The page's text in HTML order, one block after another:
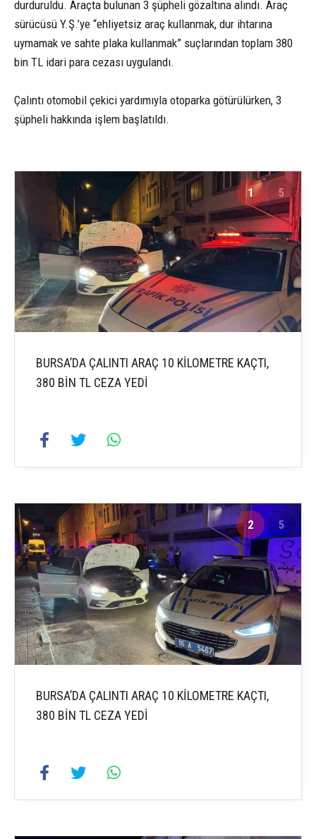
durduruldu. Araçta bulunan 3 şüpheli gözaltına alındı. Araç
sürücüsü Y.Ş.’ye “ehliyetsiz araç kullanmak, dur ihtarına
uymamak ve sahte plaka kullanmak” suçlarından toplam 380
bin TL idari para cezası uygulandı.
Çalıntı otomobil çekici yardımıyla otoparka götürülürken, 3
şüpheli hakkında işlem başlatıldı.
1 5
BURSA’DA ÇALINTI ARAÇ 10 KİLOMETRE KAÇTI,
380 BİN TL CEZA YEDİ
2 5
BURSA’DA ÇALINTI ARAÇ 10 KİLOMETRE KAÇTI,
380 BİN TL CEZA YEDİ